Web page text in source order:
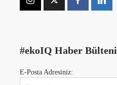
#ekoIQ Haber Bülteni
E-Posta Adresiniz: